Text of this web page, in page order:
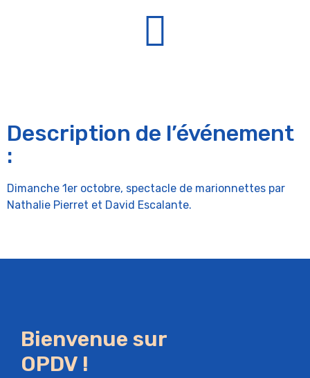
Description de l’événement
:
Dimanche 1er octobre, spectacle de marionnettes par
Nathalie Pierret et David Escalante.
Bienvenue sur
OPDV !